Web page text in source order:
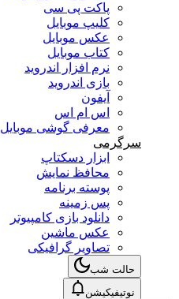
پاکت پی سی
کلیپ موبایل
عکس موبایل
کتاب موبایل
نرم افزار اندروید
بازی اندروید
آیفون
اس ام اس
معرفی گوشی موبایل
سرگرمی
ابزار دسکتاپ
محافظ نمایش
پوسته برنامه
پس زمینه
دانلود بازی کامپیوتر
عکس ماشین
تصاویر گرافیکی
حالت شب
نوتیفیکیشن